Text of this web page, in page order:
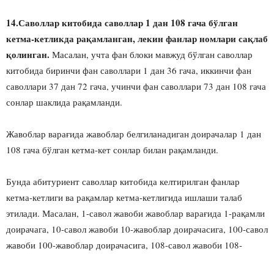
14.Саволлар китобида саволлар 1 дан 108 гача бўлган
кетма-кетликда рақамланган, лекин фанлар номлари сақлаб
қолинган. Масалан, учта фан блоки мавжуд бўлган саволлар
китобида биринчи фан саволлари 1 дан 36 гача, иккинчи фан
саволлари 37 дан 72 гача, учинчи фан саволлари 73 дан 108 гача
сонлар шаклида рақамланди.
Жавоблар варағида жавоблар белгиланадиган доирачалар 1 дан
108 гача бўлган кетма-кет сонлар билан рақамланди.
Бунда абитуриент саволлар китобида келтирилган фанлар
кетма-кетлиги ва рақамлар кетма-кетлигида ишлаши талаб
этилади. Масалан, 1-савол жавоби жавоблар варағида 1-рақамли
доирачага, 10-савол жавоби 10-жавоблар доирачасига, 100-савол
жавоби 100-жавоблар доирачасига, 108-савол жавоби 108-